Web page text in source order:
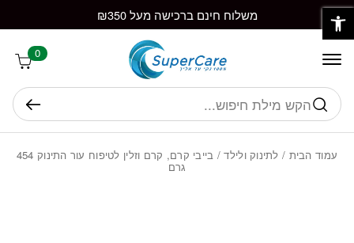
Skip to Content משלוח חינם ברכישה מעל ₪350
0
חיפוש
עמוד הבית / לתינוק ולילד / בייבי קרם, קרם וזלין לטיפוח עור התינוק 454
גרם
בחזרה למעלה
פתח סרגל נגישות